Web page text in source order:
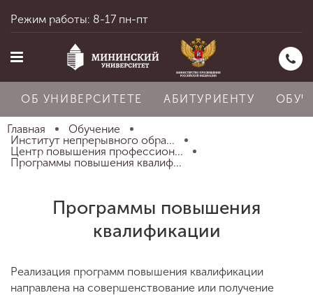
Главная
Об университете
Абитуриенту
Режим работы: 8-17 пн-пт
ОБ УНИВЕРСИТЕТЕ АБИТУРИЕНТУ
Главная
Обучение
Институт непрерывного обра...
Центр повышения профессион...
Программы повышения квалиф...
Программы повышения
квалификации
Реализация программ повышения квалификации
направлена на совершенствование или получение